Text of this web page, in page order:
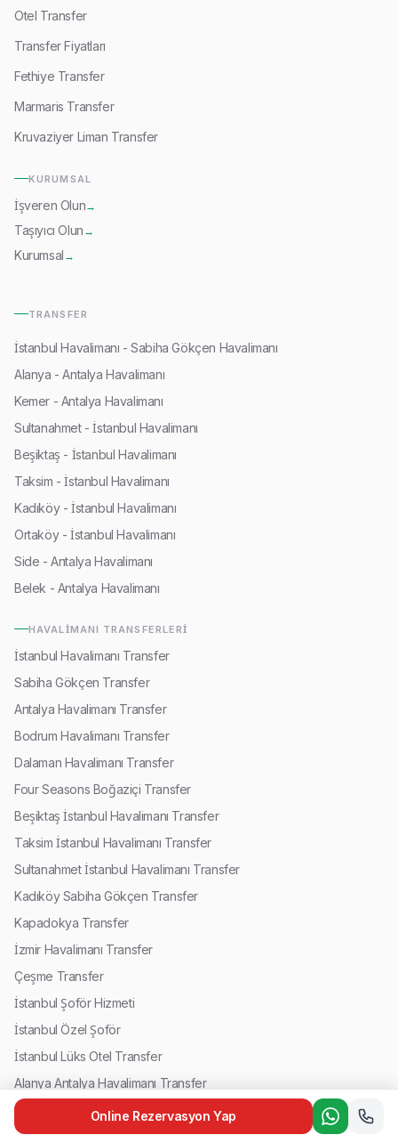
Online Rezervasyon Yap
Otel Transfer
Transfer Fiyatları
Fethiye Transfer
Marmaris Transfer
Kruvaziyer Liman Transfer
KURUMSAL
İşveren Olun→
Taşıyıcı Olun →
Kurumsal →
TRANSFER
İstanbul Havalimanı - Sabiha Gökçen Havalimanı
Alanya - Antalya Havalimanı
Kemer - Antalya Havalimanı
Sultanahmet - İstanbul Havalimanı
Beşiktaş - İstanbul Havalimanı
Taksim - İstanbul Havalimanı
Kadıköy - İstanbul Havalimanı
Ortaköy - İstanbul Havalimanı
Side - Antalya Havalimanı
Belek - Antalya Havalimanı
HAVALIMANI TRANSFERLERI
İstanbul Havalimanı Transfer
Sabiha Gökçen Transfer
Antalya Havalimanı Transfer
Bodrum Havalimanı Transfer
Dalaman Havalimanı Transfer
Four Seasons Boğaziçi Transfer
Beşiktaş İstanbul Havalimanı Transfer
Taksim İstanbul Havalimanı Transfer
Sultanahmet İstanbul Havalimanı Transfer
Kadıköy Sabiha Gökçen Transfer
Kapadokya Transfer
İzmir Havalimanı Transfer
Çeşme Transfer
İstanbul Şoför Hizmeti
İstanbul Özel Şoför
İstanbul Lüks Otel Transfer
Alanya Antalya Havalimanı Transfer
Belek Antalya Havalimanı Transfer
Kemer Antalya Havalimanı Transfer